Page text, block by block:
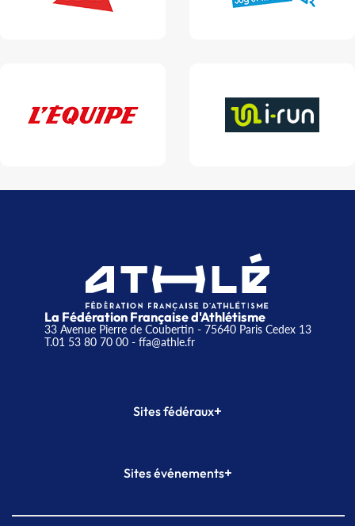
La Fédération Française d'Athlétisme
33 Avenue Pierre de Coubertin - 75640 Paris Cedex 13
T.01 53 80 70 00- ffa@athle.fr
Sites fédéraux+
Plateforme Formation
Sites événements+
Meeting de Paris indoor